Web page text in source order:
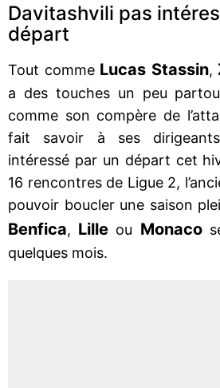
Davitashvili pas
départ
Tout comme Lucas Stassin,
a des touches un peu
comme son compère de
fait savoir à ses
intéressé par un départ cet
16 rencontres de Ligue 2,
pouvoir boucler une saison
Benfica, Lille ou Monaco
quelques mois.